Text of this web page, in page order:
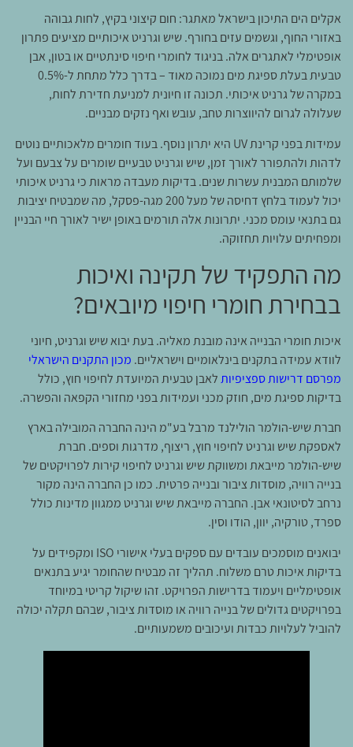
אקלים הים התיכון בישראל מאתגר: חום קיצוני בקיץ, לחות גבוהה
באזורי החוף, וגשמים עזים בחורף. שיש וגרניט איכותיים מציעים פתרון
אופטימלי לאתגרים אלה. בניגוד לחומרי חיפוי סינתטיים או בטון, אבן
טבעית בעלת ספיגת מים נמוכה מאוד – בדרך כלל מתחת ל-0.5%
במקרה של גרניט איכותי. תכונה זו חיונית למניעת חדירת לחות,
שעלולה לגרום להיווצרות טחב, עובש ואף נזקים מבניים.
עמידות בפני קרינת UV היא יתרון נוסף. בעוד חומרים מלאכותיים נוטים
לדהות ולהתפורר לאורך זמן, שיש וגרניט טבעיים שומרים על צבעם ועל
שלמותם המבנית עשרות שנים. בדיקות מעבדה מראות כי גרניט איכותי
יכול לעמוד בלחץ דחיסה של מעל 200 מגה-פסקל, מה שמבטיח יציבות
גם בתנאי עומס מכני. יתרונות אלה תורמים באופן ישיר לאורך חיי הבניין
ומפחיתים עלויות תחזוקה.
מה התפקיד של תקינה ואיכות
בבחירת חומרי חיפוי מיובאים?
איכות חומרי הבנייה אינה מובנת מאליה. בעת יבוא שיש וגרניט, חיוני
לוודא עמידה בתקנים בינלאומיים וישראליים. מכון התקנים הישראלי
מפרסם דרישות ספציפיותלאבן טבעית המיועדת לחיפוי חוץ, כולל
בדיקות ספיגת מים, חוזק מכני ועמידות בפני מחזורי הקפאה והפשרה.
חברת שיש-הולמר הולילנד מרבל בע"מ הינה החברה המובילה בארץ
לאספקת שיש וגרניט לחיפוי חוץ, ריצוף, מדרגות וספים. חברת
שיש-הולמר מייבאת ומשווקת שיש וגרניט לחיפוי קירות לפרויקטים של
בנייה רוויה, מוסדות ציבור ובנייה פרטית. כמו כן החברה הינה מקור
נרחב לסיטונאי אבן. החברה מייבאת שיש וגרניט ממגוון מדינות כולל
ספרד, טורקיה, יוון, הודו וסין.
יבואנים מוסמכים עובדים עם ספקים בעלי אישורי ISO ומקפידים על
בדיקות איכות טרם משלוח. תהליך זה מבטיח שהחומר יגיע בתנאים
אופטימליים ויעמוד בדרישות הפרויקט. זהו שיקול קריטי במיוחד
בפרויקטים גדולים של בנייה רוויה או מוסדות ציבור, שבהם תקלה יכולה
להוביל לעלויות כבדות ועיכובים משמעותיים.